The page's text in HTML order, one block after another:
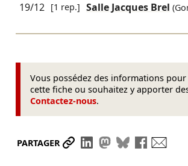
19/12 [1 rep.] Salle Jacques Brel
Vous possédez des informations
cette fiche ou souhaitez y apporter
Contactez-nous.
PARTAGER Partager le lien
Partager sur
Partager sur
Partager